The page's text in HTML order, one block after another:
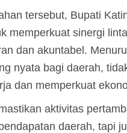
tersebut, Bupati
memperkuat sinergi
dan akuntabel.
nyata bagi daerah,
dan memperkuat
aktivitas
daerah, tapi
RDP DPRD dan
Soroti Krisis Air
Nakes Hingga
Pencemaran Sungai
TRIOKTA 11 MEI 2026